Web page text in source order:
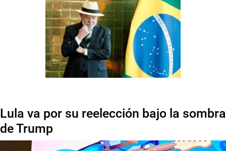
Lula va por su reelección bajo la sombra
de Trump